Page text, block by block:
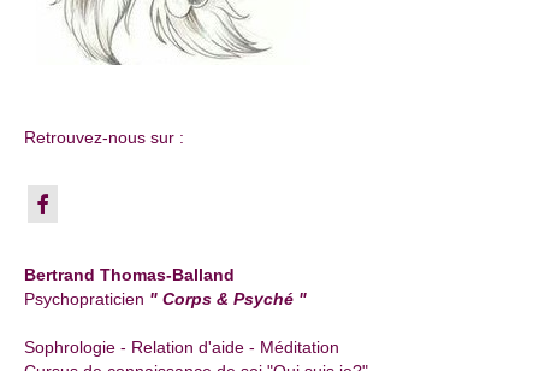
Retrouvez-nous sur :
Bertrand Thomas-Balland
Psychopraticien " Corps & Psyché "
Sophrologie - Relation d'aide - Méditation